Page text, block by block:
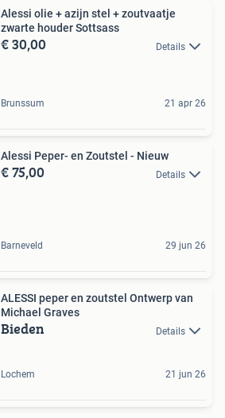
Alessi olie + azijn stel + zoutvaatje
zwarte houder Sottsass
€ 30,00 Details
Brunssum 21 apr 26
Alessi Peper- en Zoutstel - Nieuw
€ 75,00 Details
Barneveld 29 jun 26
ALESSI peper en zoutstel Ontwerp van
Michael Graves
Bieden Details
Lochem 21 jun 26